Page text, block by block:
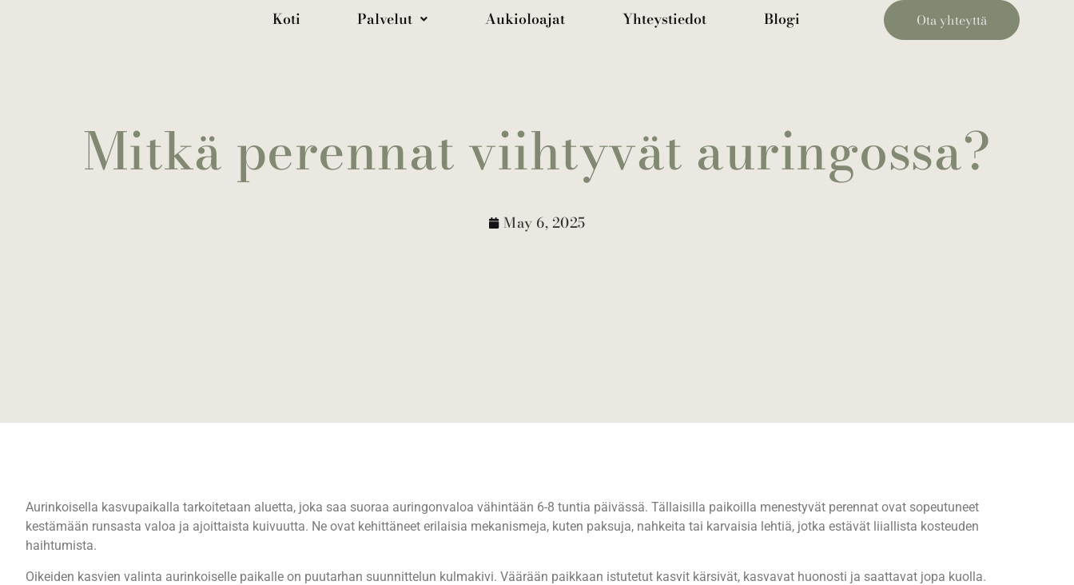
Koti Palvelut Aukioloajat Yhteystiedot Blogi Ota yhteyttä
Mitkä perennat viihtyvät auringossa?
May 6, 2025
Aurinkoisella kasvupaikalla tarkoitetaan aluetta, joka saa suoraa auringonvaloa vähintään 6-8 tuntia päivässä. Tällaisilla paikoilla menestyvät perennat ovat sopeutuneet
kestämään runsasta valoa ja ajoittaista kuivuutta. Ne ovat kehittäneet erilaisia mekanismeja, kuten paksuja, nahkeita tai karvaisia lehtiä, jotka estävät liiallista kosteuden
haihtumista.
Oikeiden kasvien valinta aurinkoiselle paikalle on puutarhan suunnittelun kulmakivi. Väärään paikkaan istutetut kasvit kärsivät, kasvavat huonosti ja saattavat jopa kuolla.